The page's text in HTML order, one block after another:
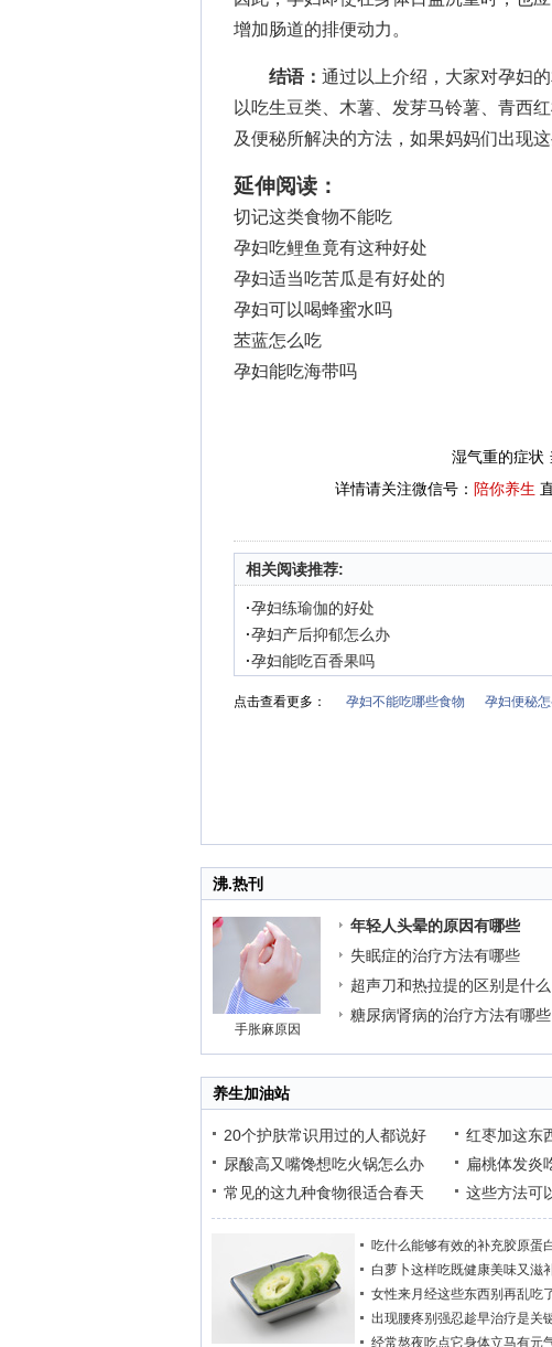
增加肠道的排便动力。
结语： 通过以上介绍，大家对孕妇
以吃生豆类、木薯、发芽马铃薯、青西
及便秘所解决的方法，如果妈妈们出现
延伸阅读：
切记这类食物不能吃
孕妇吃鲤鱼竟有这种好处
孕妇适当吃苦瓜是有好处的
孕妇可以喝蜂蜜水吗
苤蓝怎么吃
孕妇能吃海带吗
湿气重的症状
详情请关注微信号： 陪你养生
相关阅读推荐:
·孕妇练瑜伽的好处
·孕妇产后抑郁怎么办
·孕妇能吃百香果吗
点击查看更多： 孕妇不能吃哪些食物 孕妇便秘
沸.热刊
手胀麻原因
年轻人头晕的原因有哪些
失眠症的治疗方法有哪些
超声刀和热拉提的区别是什么
糖尿病肾病的治疗方法有哪些
养生加油站
20个护肤常识用过的人都说好
尿酸高又嘴馋想吃火锅怎么办
常见的这九种食物很适合春天
红枣加这东
扁桃体发炎
这些方法可
吃什么能够有效的补充胶原蛋
白萝卜这样吃既健康美味又滋
女性来月经这些东西别再乱吃
出现腰疼别强忍趁早治疗是关
经常熬夜吃点它身体立马有元